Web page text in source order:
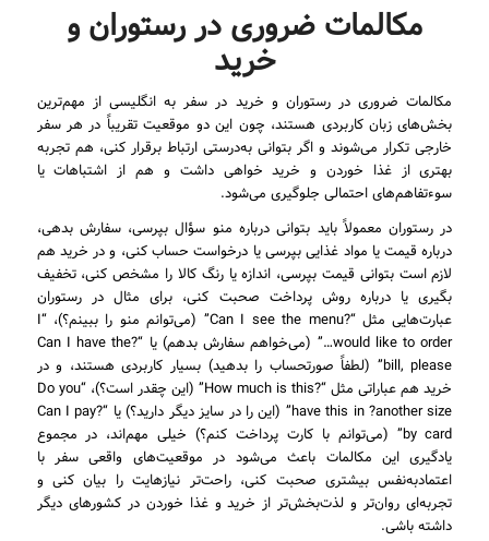
مکالمات ضروری در رستوران و
خرید
مکالمات ضروری در رستوران و خرید در سفر به انگلیسی از مهم‌ترین
بخش‌های زبان کاربردی هستند، چون این دو موقعیت تقریباً در هر سفر
خارجی تکرار می‌شوند و اگر بتوانی به‌درستی ارتباط برقرار کنی، هم تجربه
بهتری از غذا خوردن و خرید خواهی داشت و هم از اشتباهات یا
سوءتفاهم‌های احتمالی جلوگیری می‌شود.
در رستوران معمولاً باید بتوانی درباره منو سؤال بپرسی، سفارش بدهی،
درباره قیمت یا مواد غذایی بپرسی یا درخواست حساب کنی، و در خرید هم
لازم است بتوانی قیمت بپرسی، اندازه یا رنگ کالا را مشخص کنی، تخفیف
بگیری یا درباره روش پرداخت صحبت کنی، برای مثال در رستوران
عبارت‌هایی مثل “?Can I see the menu” (می‌توانم منو را ببینم؟)، “I
would like to order…” (می‌خواهم سفارش بدهم) یا “?Can I have the
bill, please” (لطفاً صورتحساب را بدهید) بسیار کاربردی هستند، و در
خرید هم عباراتی مثل “?How much is this” (این چقدر است؟)، “Do you
have this in ?another size” (این را در سایز دیگر دارید؟) یا “?Can I pay
by card” (می‌توانم با کارت پرداخت کنم؟) خیلی مهم‌اند، در مجموع
یادگیری این مکالمات باعث می‌شود در موقعیت‌های واقعی سفر با
اعتمادبه‌نفس بیشتری صحبت کنی، راحت‌تر نیازهایت را بیان کنی و
تجربه‌ای روان‌تر و لذت‌بخش‌تر از خرید و غذا خوردن در کشورهای دیگر
داشته باشی.